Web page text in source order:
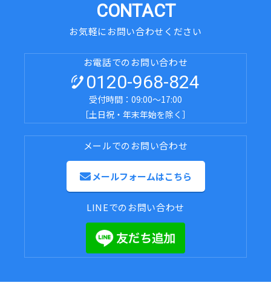
CONTACT
お気軽にお問い合わせください
お電話でのお問い合わせ
0120-968-824
受付時間：09:00～17:00
［土日祝・年末年始を除く］
メールでのお問い合わせ
メールフォームはこちら
LINEでのお問い合わせ